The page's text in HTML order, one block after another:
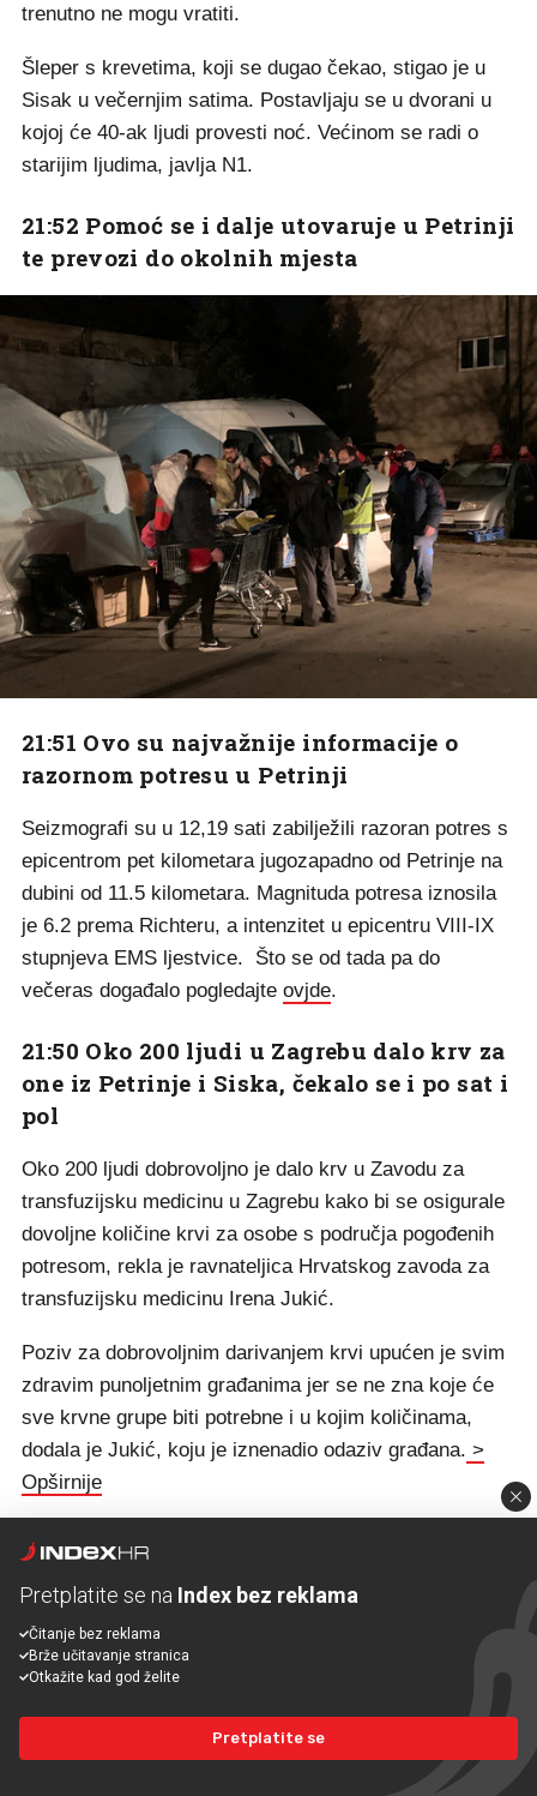
trenutno ne mogu vratiti.
Šleper s krevetima, koji se dugao čekao, stigao je u
Sisak u večernjim satima. Postavljaju se u dvorani u
kojoj će 40-ak ljudi provesti noć. Većinom se radi o
starijim ljudima, javlja N1.
21:52 Pomoć se i dalje utovaruje u Petrinji
te prevozi do okolnih mjesta
21:51 Ovo su najvažnije informacije o
razornom potresu u Petrinji
Seizmografi su u 12,19 sati zabilježili razoran potres s
epicentrom pet kilometara jugozapadno od Petrinje na
dubini od 11.5 kilometara. Magnituda potresa iznosila
je 6.2 prema Richteru, a intenzitet u epicentru VIII-IX
stupnjeva EMS ljestvice. Što se od tada pa do
večeras događalo pogledajte ovjde.
21:50 Oko 200 ljudi u Zagrebu dalo krv za
one iz Petrinje i Siska, čekalo se i po sat i
pol
Oko 200 ljudi dobrovoljno je dalo krv u Zavodu za
transfuzijsku medicinu u Zagrebu kako bi se osigurale
dovoljne količine krvi za osobe s područja pogođenih
potresom, rekla je ravnateljica Hrvatskog zavoda za
transfuzijsku medicinu Irena Jukić.
Poziv za dobrovoljnim darivanjem krvi upućen je svim
zdravim punoljetnim građanima jer se ne zna koje će
sve krvne grupe biti potrebne i u kojim količinama,
dodala je Jukić, koju je iznenadio odaziv građana. >
Opširnije
21:37 Plenković se obraća javnosti
Pratite sve ovdje
21:26 Ivanić grad pomaže Petrinji
Pretplatite se na Index bez reklama
Čitanje bez reklama
Brže učitavanje stranica
Otkažite kad god želite
Pretplatite se